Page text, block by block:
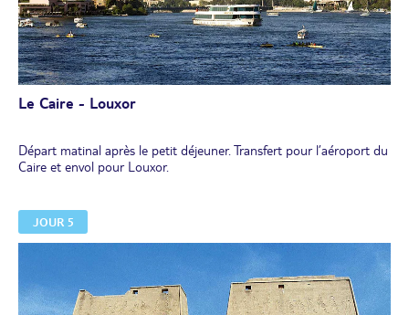
Le Caire - Louxor
Départ matinal après le petit déjeuner. Transfert pour l’aéroport du
Caire et envol pour Louxor.
JOUR 5